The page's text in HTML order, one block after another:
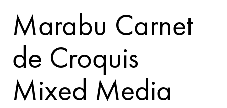
Marabu Carnet
de Croquis
Mixed Media